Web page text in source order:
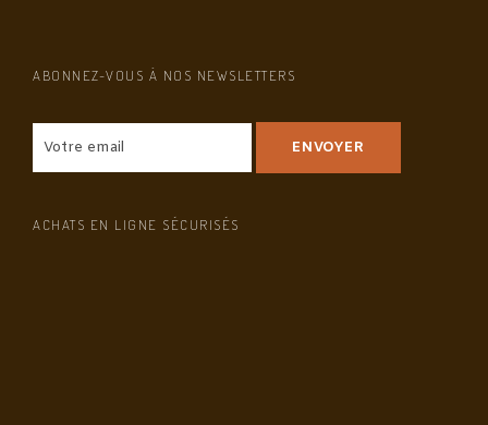
ABONNEZ-VOUS À NOS NEWSLETTERS
ACHATS EN LIGNE SÉCURISÉS